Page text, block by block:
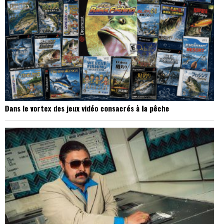
Dans le vortex des jeux vidéo consacrés à la pêche